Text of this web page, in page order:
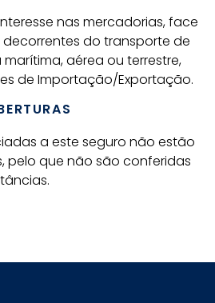
nas mercadorias, face
do transporte de
aérea ou terrestre,
de Importação/Exportação.
a este seguro não estão
pelo que não são conferidas